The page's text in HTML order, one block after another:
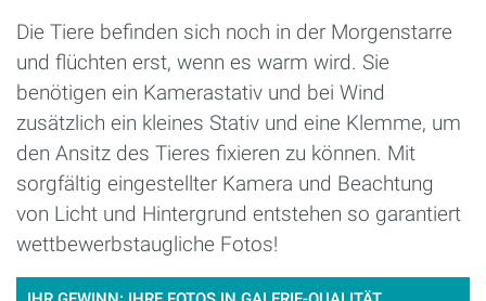
Die Tiere befinden sich noch in der Morgenstarre
und flüchten erst, wenn es warm wird. Sie
benötigen ein Kamerastativ und bei Wind
zusätzlich ein kleines Stativ und eine Klemme, um
den Ansitz des Tieres fixieren zu können. Mit
sorgfältig eingestellter Kamera und Beachtung
von Licht und Hintergrund entstehen so garantiert
wettbewerbstaugliche Fotos!